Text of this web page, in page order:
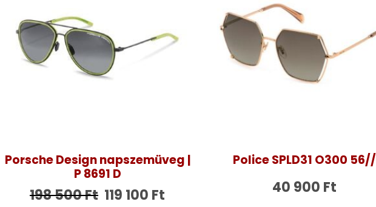
Porsche Design napszemüveg |
P 8691 D
198 500Ft 119 100 Ft
Police SPLD31 O300 56//
40 900 Ft